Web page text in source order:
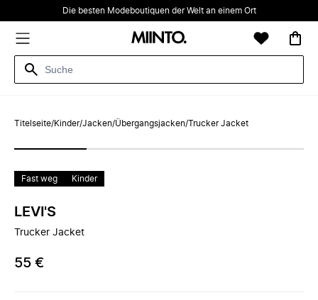
Die besten Modeboutiquen der Welt an einem Ort
Titelseite/Kinder/Jacken/Übergangsjacken/Trucker Jacket
Fast weg Kinder
LEVI'S
Trucker Jacket
55 €